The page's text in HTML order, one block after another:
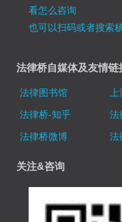
看怎么咨询
也可以扫码或者搜索
法律桥自媒体及友情链
法律图书馆 上
法律桥-知乎
法
法律桥微博
法
关注&咨询